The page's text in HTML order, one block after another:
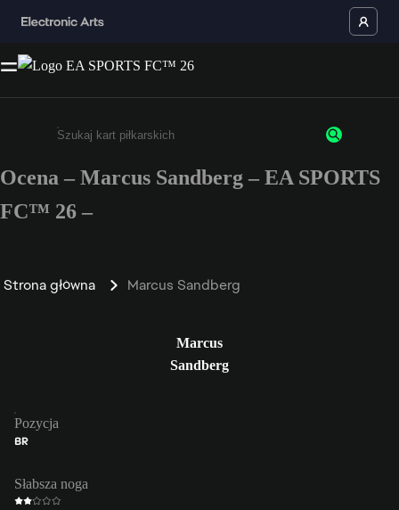
Wpisz co najmniej 3 znaki lub cyfry.
Ocena – Marcus Sandberg – EA SPORTS
FC™ 26 –
Strona główna Marcus Sandberg
Marcus
Sandberg
Pozycja
BR
Słabsza noga